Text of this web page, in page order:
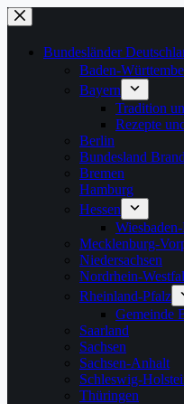
Zum
Inhalt
springenBundesländer
Baden-
Bayern
Tradition
Rezepte
Berlin
Bundesland
Bremen
Hamburg
Hessen
Mecklenburg-
Niedersachsen
Nordrhein-
Rheinland-Pfalz
Gemeinde
Saarland
Sachsen
Sachsen-Anhalt
Schleswig-
Thüringen